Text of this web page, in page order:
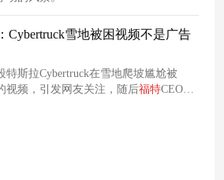
Cybertruck雪地被困视频不是广告
特斯拉Cybertruck在雪地爬坡尴尬被
视频，引发网友关注，随后福特CEO表